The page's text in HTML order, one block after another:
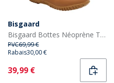
Bisgaard
Bisgaard Bottes Néoprène Thermiques Enfant Nude
PVC69,99 €
Rabais30,00 €
Current
39,99 €